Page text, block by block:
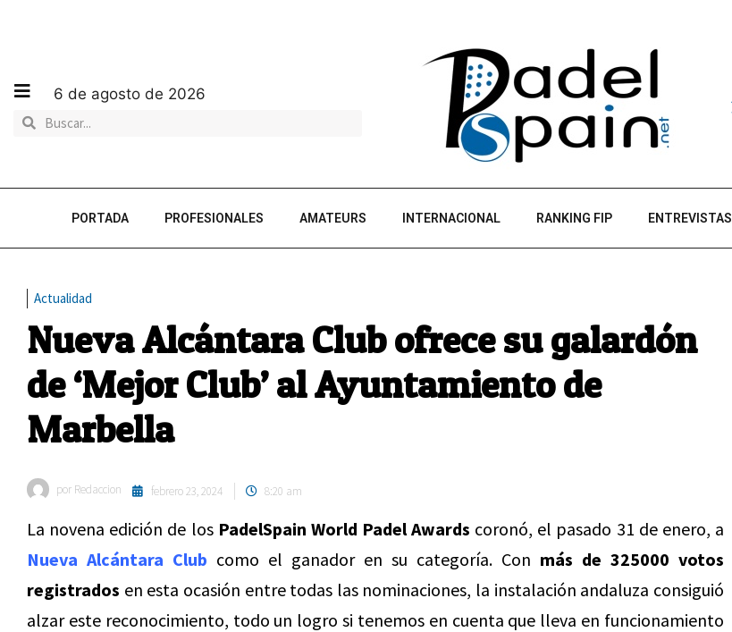
6 de agosto de 2026
PORTADA PROFESIONALES AMATEURS INTERNACIONAL RANKING FIP ENTREVISTAS
Actualidad
Nueva Alcántara Club ofrece su galardón
de ‘Mejor Club’ al Ayuntamiento de
Marbella
por Redaccion febrero 23, 2024 8:20 am
La novena edición de los PadelSpain World Padel Awards coronó, el pasado 31 de enero, a
Nueva Alcántara Club como el ganador en su categoría. Con más de 325000 votos
registrados en esta ocasión entre todas las nominaciones, la instalación andaluza consiguió
alzar este reconocimiento, todo un logro si tenemos en cuenta que lleva en funcionamiento